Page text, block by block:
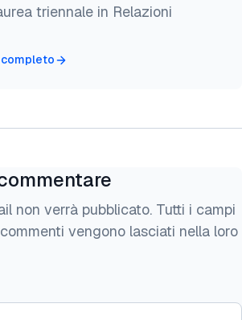
triennale in Relazioni
non verrà pubblicato. Tutti i campi
vengono lasciati nella loro